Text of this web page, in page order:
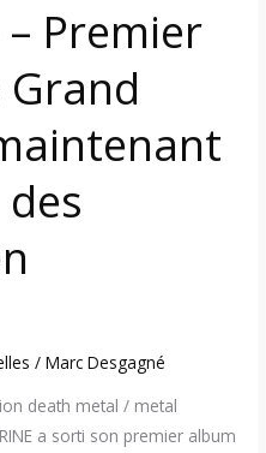
Premier
Grand
/Marc Desgagné
death metal / metal
a sorti son premier album